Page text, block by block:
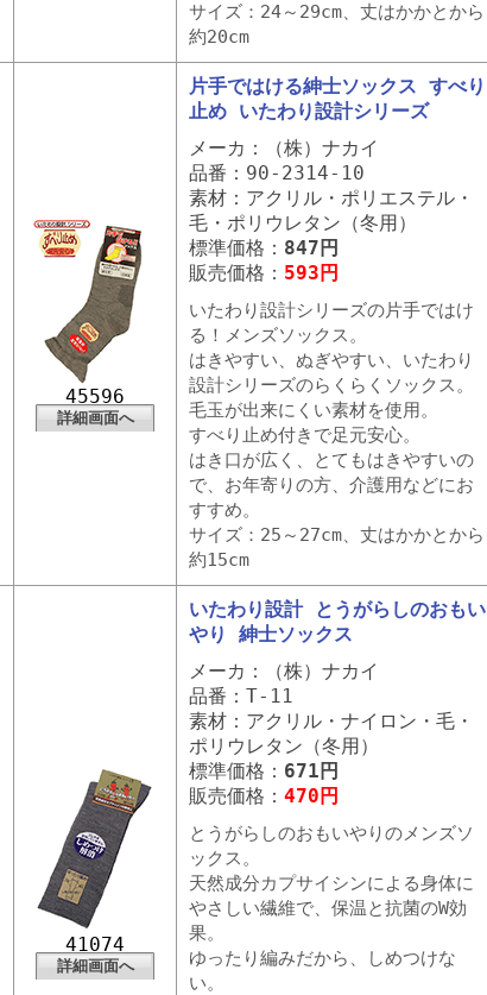
サイズ：24～29cm、丈はかかとから
約20cm
45596
詳細画面へ
片手ではける紳士ソックス すべり
止め いたわり設計シリーズ
メーカ：（株）ナカイ
品番：90-2314-10
素材：アクリル・ポリエステル・
毛・ポリウレタン（冬用）
標準価格： 847円
販売価格： 593円
いたわり設計シリーズの片手ではけ
る！メンズソックス。
はきやすい、ぬぎやすい、いたわり
設計シリーズのらくらくソックス。
毛玉が出来にくい素材を使用。
すべり止め付きで足元安心。
はき口が広く、とてもはきやすいの
で、お年寄りの方、介護用などにお
すすめ。
サイズ：25～27cm、丈はかかとから
約15cm
41074
詳細画面へ
いたわり設計 とうがらしのおもい
やり 紳士ソックス
メーカ：（株）ナカイ
品番：T-11
素材：アクリル・ナイロン・毛・
ポリウレタン（冬用）
標準価格： 671円
販売価格： 470円
とうがらしのおもいやりのメンズソ
ックス。
天然成分カプサイシンによる身体に
やさしい繊維で、保温と抗菌のW効
果。
ゆったり編みだから、しめつけな
い。